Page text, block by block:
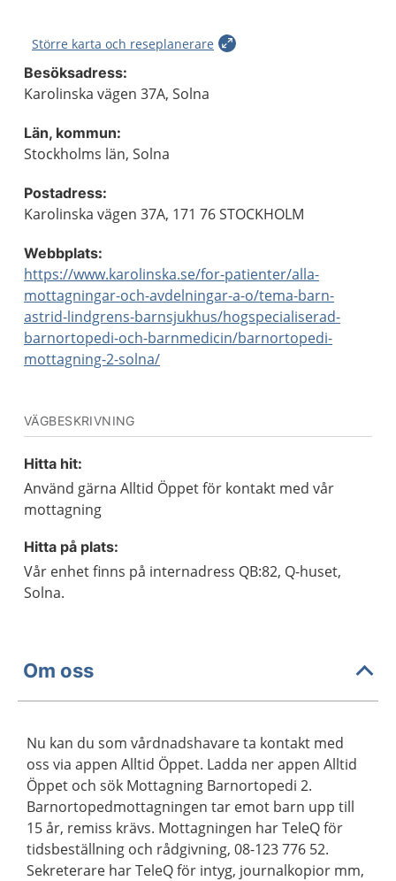
Större karta och reseplanerare
Besöksadress:
Karolinska vägen 37A, Solna
Län, kommun:
Stockholms län, Solna
Postadress:
Karolinska vägen 37A, 171 76 STOCKHOLM
Webbplats:
https://www.karolinska.se/for-patienter/alla-
mottagningar-och-avdelningar-a-o/tema-barn-
astrid-lindgrens-barnsjukhus/hogspecialiserad-
barnortopedi-och-barnmedicin/barnortopedi-
mottagning-2-solna/
VÄGBESKRIVNING
Hitta hit:
Använd gärna Alltid Öppet för kontakt med vår
mottagning
Hitta på plats:
Vår enhet finns på internadress QB:82, Q-huset,
Solna.
Om oss
Nu kan du som vårdnadshavare ta kontakt med
oss via appen Alltid Öppet. Ladda ner appen Alltid
Öppet och sök Mottagning Barnortopedi 2.
Barnortopedmottagningen tar emot barn upp till
15 år, remiss krävs. Mottagningen har TeleQ för
tidsbeställning och rådgivning, 08-123 776 52.
Sekreterare har TeleQ för intyg, journalkopior mm,